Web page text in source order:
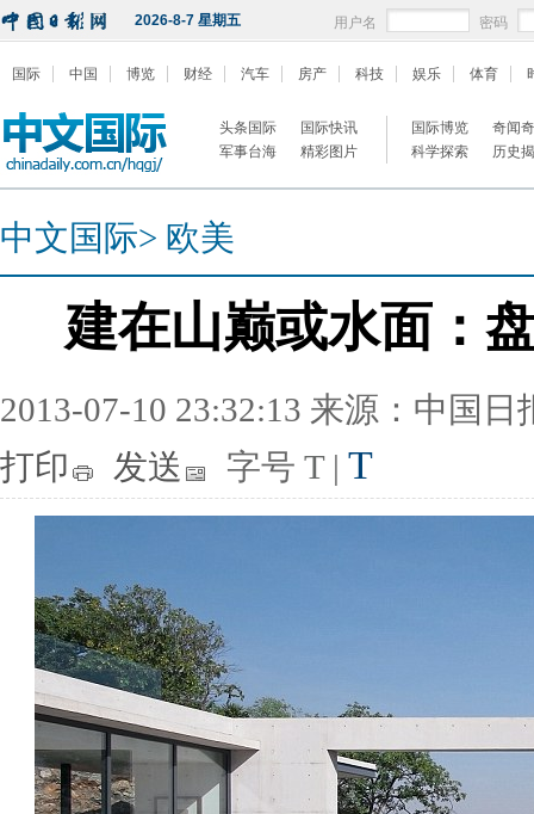
2026-8-7 星期五 用户名 密码
国际 中国 博览 财经 汽车 房产 科技 娱乐 体育
头条国际
国际快讯
军事台海
精彩图片
国际博览
奇闻
科学探索
历史
中文国际> 欧美
建在山巅或水面：
2013-07-10 23:32:13 来源：中国日
打印
发送 字号 T | T